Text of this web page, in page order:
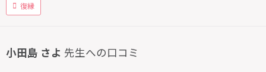
復縁
小田島 さよ 先生への口コミ